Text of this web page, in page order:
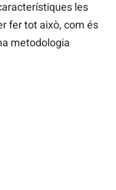
les
fer tot això, com és
metodologia